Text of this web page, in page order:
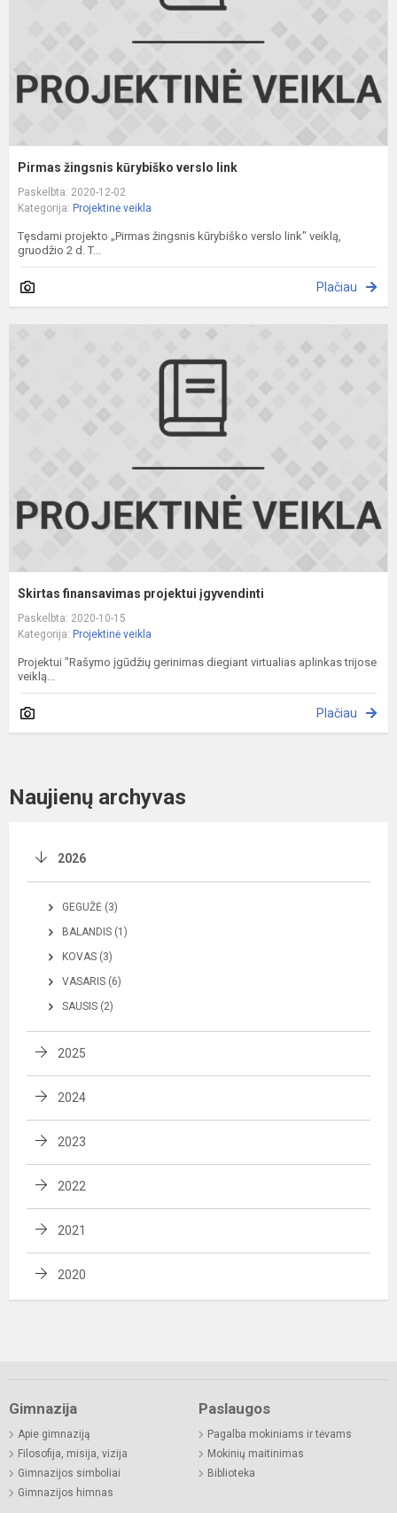
Pirmas žingsnis kūrybiško verslo link
Paskelbta: 2020-12-02
Kategorija: Projektinė veikla
Tęsdami projekto „Pirmas žingsnis kūrybiško verslo link" veiklą,
gruodžio 2 d. T...
Plačiau
Skirtas finansavimas projektui įgyvendinti
Paskelbta: 2020-10-15
Kategorija: Projektinė veikla
Projektui "Rašymo įgūdžių gerinimas diegiant virtualias aplinkas trijose
veiklą...
Plačiau
Naujienų archyvas
2026
GEGUŽĖ (3)
BALANDIS (1)
KOVAS (3)
VASARIS (6)
SAUSIS (2)
2025
2024
2023
2022
2021
2020
Gimnazija
Apie gimnaziją
Filosofija, misija, vizija
Gimnazijos simboliai
Gimnazijos himnas
Paslaugos
Pagalba mokiniams ir tėvams
Mokinių maitinimas
Biblioteka